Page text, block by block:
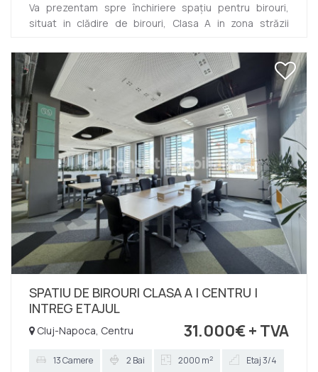
Va prezentam spre închiriere spațiu pentru birouri,
situat in clădire de birouri, Clasa A in zona străzii
D+P+4E si are suprafață utila de 744 mp.
Compartimentarea este flexibilă, actualmente fiind
compusă din 5 încăperi, dintre care 1 open-space
spațioase, birouri, sala de relaxare. Dispune de
asemenea de 1 bucătărie, 1 grup sanitar si zona de
dressing. Are toate facilitățile unui birou clasa A,
mentenanța la prețul de 3,5 euro/...
SPATIU DE BIROURI CLASA A | CENTRU |
INTREG ETAJUL
31.000€+ TVA
Cluj-Napoca, Centru
13 Camere 2 Bai 2000 m2 Etaj 3/4